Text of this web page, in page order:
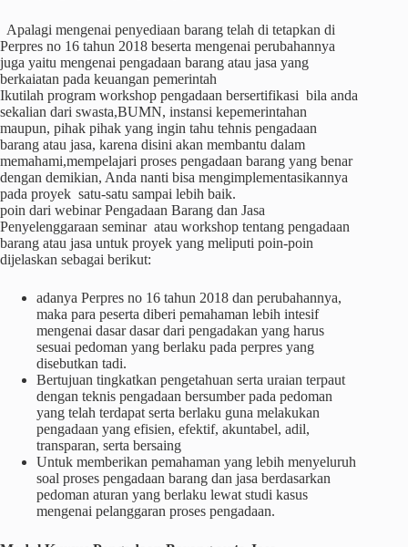
Apalagi mengenai penyediaan barang telah di tetapkan di
Perpres no 16 tahun 2018 beserta mengenai perubahannya
juga yaitu mengenai pengadaan barang atau jasa yang
berkaiatan pada keuangan pemerintah
Ikutilah program workshop pengadaan bersertifikasi bila anda
sekalian dari swasta,BUMN, instansi kepemerintahan
maupun, pihak pihak yang ingin tahu tehnis pengadaan
barang atau jasa, karena disini akan membantu dalam
memahami,mempelajari proses pengadaan barang yang benar
dengan demikian, Anda nanti bisa mengimplementasikannya
pada proyek satu-satu sampai lebih baik.
poin dari webinar Pengadaan Barang dan Jasa
Penyelenggaraan seminar atau workshop tentang pengadaan
barang atau jasa untuk proyek yang meliputi poin-poin
dijelaskan sebagai berikut:
adanya Perpres no 16 tahun 2018 dan perubahannya,
maka para peserta diberi pemahaman lebih intesif
mengenai dasar dasar dari pengadakan yang harus
sesuai pedoman yang berlaku pada perpres yang
disebutkan tadi.
Bertujuan tingkatkan pengetahuan serta uraian terpaut
dengan teknis pengadaan bersumber pada pedoman
yang telah terdapat serta berlaku guna melakukan
pengadaan yang efisien, efektif, akuntabel, adil,
transparan, serta bersaing
Untuk memberikan pemahaman yang lebih menyeluruh
soal proses pengadaan barang dan jasa berdasarkan
pedoman aturan yang berlaku lewat studi kasus
mengenai pelanggaran proses pengadaan.